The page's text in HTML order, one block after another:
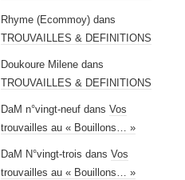
Rhyme (Ecommoy) dans
TROUVAILLES & DEFINITIONS
Doukoure Milene dans
TROUVAILLES & DEFINITIONS
DaM n°vingt-neuf dans Vos
trouvailles au « Bouillons… »
DaM N°vingt-trois dans Vos
trouvailles au « Bouillons… »